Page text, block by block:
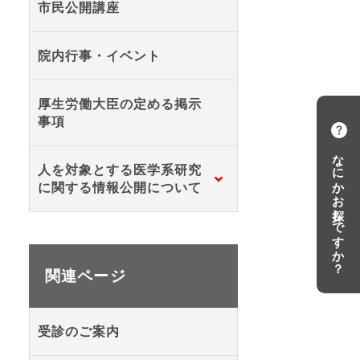
なにかお探しですか？
市民公開講座
院内行事・イベント
厚生労働大臣の定める掲示
事項
人を対象とする医学系研究
に関する情報公開について
関連ページ
受診のご案内